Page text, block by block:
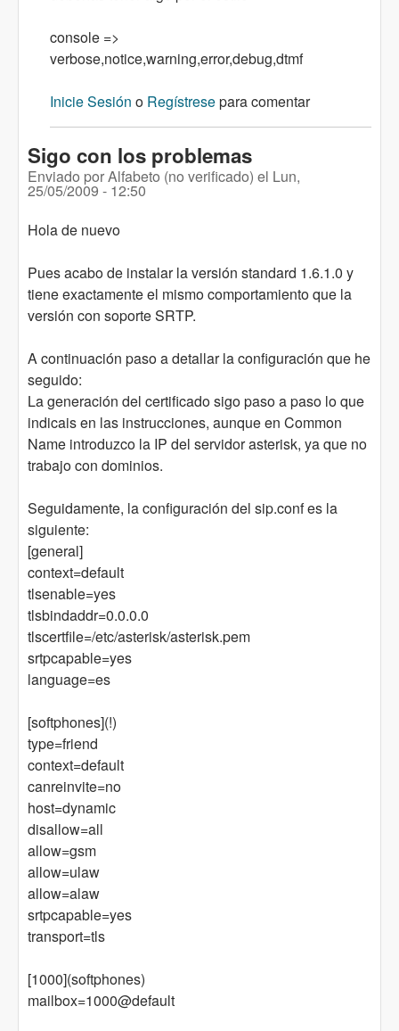
console =>
verbose,notice,warning,error,debug,dtmf
Inicie Sesión o Regístresepara comentar
Sigo con los problemas
Enviado porAlfabeto (no verificado) el Lun,
25/05/2009 - 12:50
Hola de nuevo
Pues acabo de instalar la versión standard 1.6.1.0 y
tiene exactamente el mismo comportamiento que la
versión con soporte SRTP.
A continuación paso a detallar la configuración que he
seguido:
La generación del certificado sigo paso a paso lo que
indicais en las instrucciones, aunque en Common
Name introduzco la IP del servidor asterisk, ya que no
trabajo con dominios.
Seguidamente, la configuración del sip.conf es la
siguiente:
[general]
context=default
tlsenable=yes
tlsbindaddr=0.0.0.0
tlscertfile=/etc/asterisk/asterisk.pem
srtpcapable=yes
language=es
[softphones](!)
type=friend
context=default
canreinvite=no
host=dynamic
disallow=all
allow=gsm
allow=ulaw
allow=alaw
srtpcapable=yes
transport=tls
[1000](softphones)
mailbox=1000@default